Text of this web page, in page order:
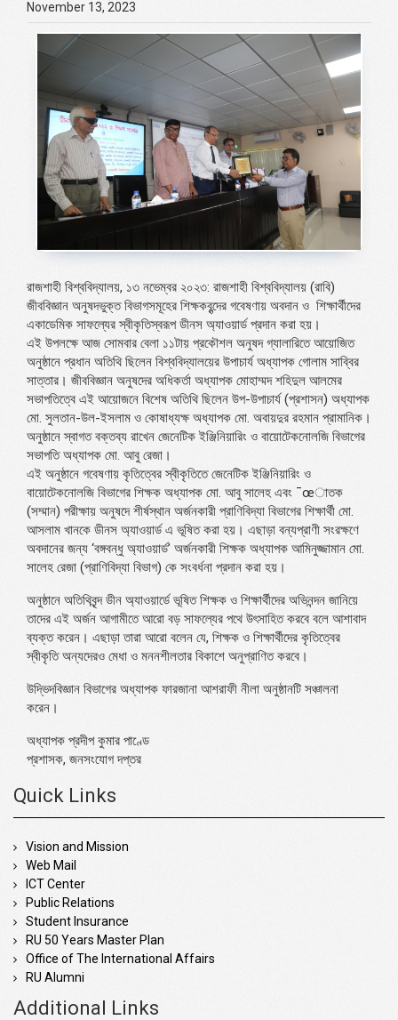
November 13, 2023
রাজশাহী বিশ্ববিদ্যালয়, ১৩ নভেম্বর ২০২৩: রাজশাহী বিশ্ববিদ্যালয় (রাবি)
জীববিজ্ঞান অনুষদভুক্ত বিভাগসমূহের শিক্ষকবৃন্দের গবেষণায় অবদান ও শিক্ষার্থীদের
একাডেমিক সাফল্যের স্বীকৃতিস্বরূপ ডীনস অ্যাওয়ার্ড প্রদান করা হয়।
এই উপলক্ষে আজ সোমবার বেলা ১১টায় প্রকৌশল অনুষদ গ্যালারিতে আয়োজিত
অনুষ্ঠানে প্রধান অতিথি ছিলেন বিশ্ববিদ্যালয়ের উপাচার্য অধ্যাপক গোলাম সাব্বির
সাত্তার। জীববিজ্ঞান অনুষদের অধিকর্তা অধ্যাপক মোহাম্মদ শহিদুল আলমের
সভাপতিত্বে এই আয়োজনে বিশেষ অতিথি ছিলেন উপ-উপাচার্য (প্রশাসন) অধ্যাপক
মো. সুলতান-উল-ইসলাম ও কোষাধ্যক্ষ অধ্যাপক মো. অবায়দুর রহমান প্রামানিক।
অনুষ্ঠানে স্বাগত বক্তব্য রাখেন জেনেটিক ইঞ্জিনিয়ারিং ও বায়োটেকনোলজি বিভাগের
সভাপতি অধ্যাপক মো. আবু রেজা।
এই অনুষ্ঠানে গবেষণায় কৃতিত্বের স্বীকৃতিতে জেনেটিক ইঞ্জিনিয়ারিং ও
বায়োটেকনোলজি বিভাগের শিক্ষক অধ্যাপক মো. আবু সালেহ এবং ¯œাতক
(সম্মান) পরীক্ষায় অনুষদে শীর্ষস্থান অর্জনকারী প্রাণিবিদ্যা বিভাগের শিক্ষার্থী মো.
আসলাম খানকে ডীনস অ্যাওয়ার্ড এ ভূষিত করা হয়। এছাড়া বন্যপ্রাণী সংরক্ষণে
অবদানের জন্য ‘বঙ্গবন্ধু অ্যাওয়ার্ড’ অর্জনকারী শিক্ষক অধ্যাপক আমিনুজ্জামান মো.
সালেহ রেজা (প্রাণিবিদ্যা বিভাগ) কে সংবর্ধনা প্রদান করা হয়।
অনুষ্ঠানে অতিথিবৃন্দ ডীন অ্যাওয়ার্ডে ভূষিত শিক্ষক ও শিক্ষার্থীদের অভিনন্দন জানিয়ে
তাদের এই অর্জন আগামীতে আরো বড় সাফল্যের পথে উৎসাহিত করবে বলে আশাবাদ
ব্যক্ত করেন। এছাড়া তারা আরো বলেন যে, শিক্ষক ও শিক্ষার্থীদের কৃতিত্বের
স্বীকৃতি অন্যদেরও মেধা ও মননশীলতার বিকাশে অনুপ্রাণিত করবে।
উদ্ভিদবিজ্ঞান বিভাগের অধ্যাপক ফারজানা আশরাফী নীলা অনুষ্ঠানটি সঞ্চালনা
করেন।
অধ্যাপক প্রদীপ কুমার পাণ্ডে
প্রশাসক, জনসংযোগ দপ্তর
Quick Links
Vision and Mission
Web Mail
ICT Center
Public Relations
Student Insurance
RU 50 Years Master Plan
Office of The International Affairs
RU Alumni
Additional Links